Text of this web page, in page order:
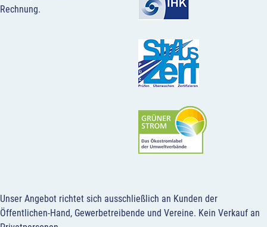
Rechnung.
Unser Angebot richtet sich ausschließlich an Kunden der
Öffentlichen-Hand, Gewerbetreibende und Vereine. Kein Verkauf an